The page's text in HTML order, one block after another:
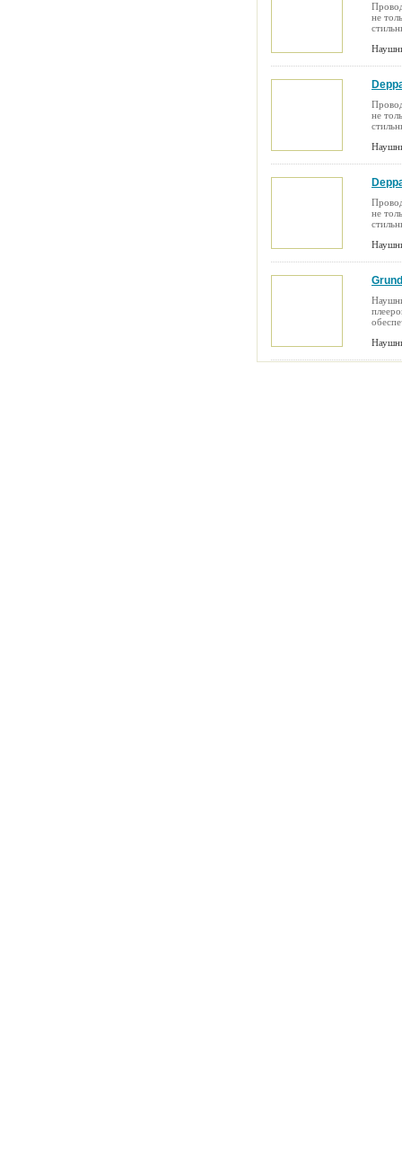
не
не
не